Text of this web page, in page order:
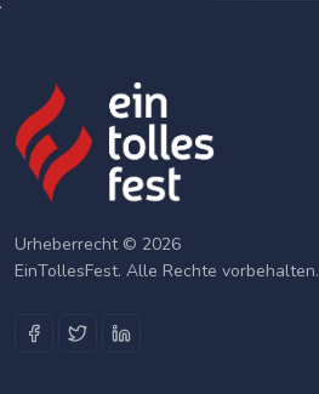
Urheberrecht © 2026
EinTollesFest. Alle Rechte vorbehalten.